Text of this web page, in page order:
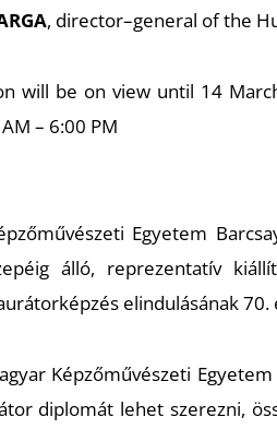
, director–general of the
will be on view until 14
– 6:00 PM
Egyetem
álló, reprezentatív
elindulásának
Képzőművészeti
diplomát lehet szerezni,